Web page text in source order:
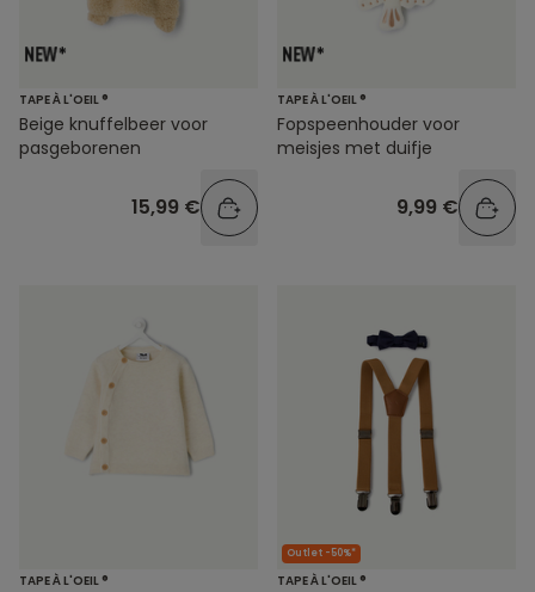
TAPE À L'OEIL ®
Beige knuffelbeer voor
pasgeborenen
15,99 €
TAPE À L'OEIL ®
Fopspeenhouder voor
meisjes met duifje
9,99 €
TAPE À L'OEIL ®
Outlet -50%*
TAPE À L'OEIL ®